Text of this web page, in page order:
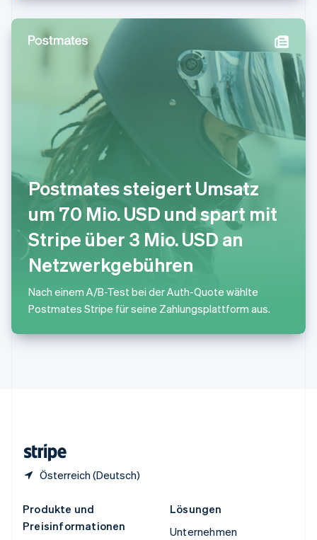
Postmates steigert Umsatz
um 70 Mio. USD und spart mit
Stripe über 3 Mio. USD an
Netzwerkgebühren
Nach einem A/B-Test bei der Auth-Quote wählte
Postmates Stripe für seine Zahlungsplattform aus.
Österreich (Deutsch)
English
Schweden
English
Français
Singapur
English简体中文
Slowakei
English
Slowenien
EnglishItaliano
Sonderverwaltungsregion Hongkong,
China
English简体中文
EspañolEnglish
Thailand
ไทยEnglish
Tschechische Republik
English
Ungarn
Vereinigte Arabische Emirate
Produkte und
Preisinformationen
Lösungen
Unternehmen